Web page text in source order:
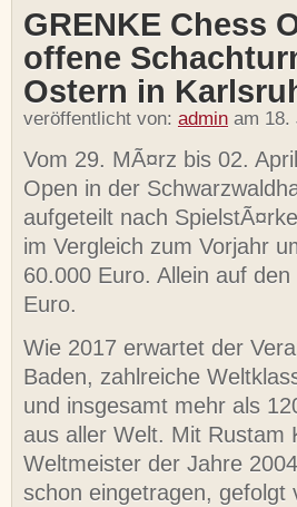
GRENKE Chess
offene
Ostern in
veröffentlicht von: admin am 18.
Vom 29. MÃ¤rz bis 02.
Open in der
aufgeteilt nach
im Vergleich zum Vorjahr
60.000 Euro. Allein auf
Euro.
Wie 2017 erwartet der
Baden, zahlreiche
und insgesamt mehr als
aus aller Welt. Mit Rustam
Weltmeister der Jahre
schon eingetragen, gefolgt